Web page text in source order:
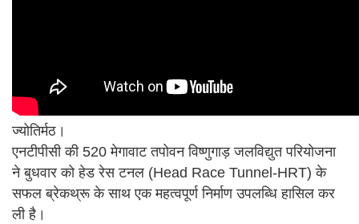
ज्योतिर्मठ।
एनटीपीसी की 520 मेगावाट तपोवन विष्णुगाड़ जलविद्युत परियोजना
ने बुधवार को हेड रेस टनल (Head Race Tunnel-HRT) के
सफल ब्रेकथ्रू के साथ एक महत्वपूर्ण निर्माण उपलब्धि हासिल कर
ली है।